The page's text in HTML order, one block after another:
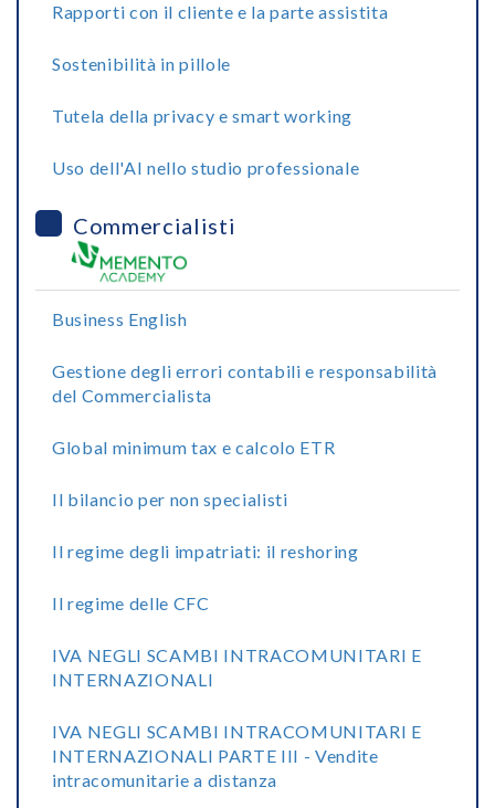
Rapporti con il cliente e la parte assistita
Sostenibilità in pillole
Tutela della privacy e smart working
Uso dell'AI nello studio professionale
Commercialisti
Business English
Gestione degli errori contabili e responsabilità
del Commercialista
Global minimum tax e calcolo ETR
Il bilancio per non specialisti
Il regime degli impatriati: il reshoring
Il regime delle CFC
IVA NEGLI SCAMBI INTRACOMUNITARI E
INTERNAZIONALI
IVA NEGLI SCAMBI INTRACOMUNITARI E
INTERNAZIONALI PARTE III - Vendite
intracomunitarie a distanza